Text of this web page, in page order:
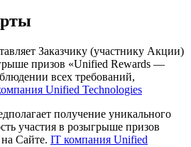
Заказчику (участнику Акции)
призов «Unified Rewards —
всех требований,
Unified Technologies
получение уникального
участия в розыгрыше призов
Сайте. IT компания Unified